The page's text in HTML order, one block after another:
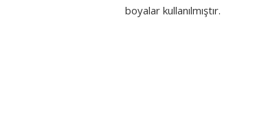
boyalar kullanılmıştır.